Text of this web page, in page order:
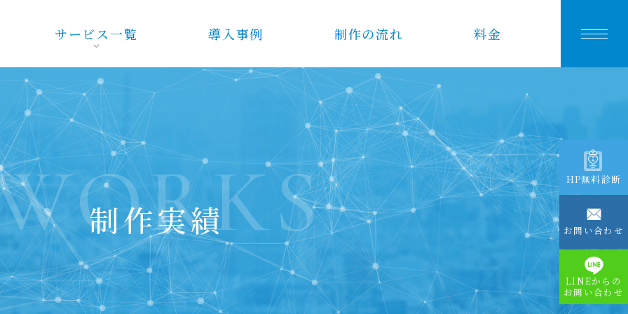
サービス一覧 導入事例 制作の流れ 料金
制作実績
HP無料診断
お問い合わせ
LINEからの
お問い合わせ